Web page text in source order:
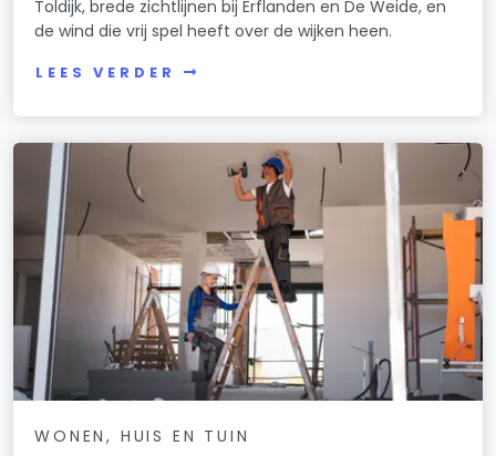
Toldijk, brede zichtlijnen bij Erflanden en De Weide, en
de wind die vrij spel heeft over de wijken heen.
LEES VERDER
WONEN, HUIS EN TUIN